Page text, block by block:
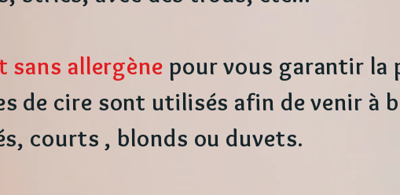
sans allergène pour vous garantir la
de cire sont utilisés afin de venir à
courts , blonds ou duvets.